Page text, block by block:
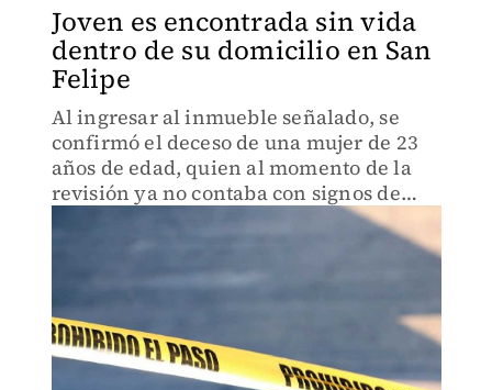
Joven es encontrada sin vida
dentro de su domicilio en San
Felipe
Al ingresar al inmueble señalado, se
confirmó el deceso de una mujer de 23
años de edad, quien al momento de la
revisión ya no contaba con signos de